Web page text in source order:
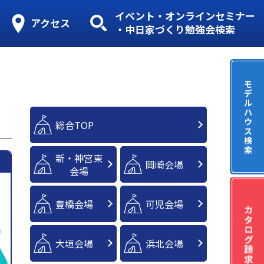
アクセス
イベント・オンラインセミナー
・中日家づくり勉強会検索
総合TOP
新・神宮東
会場
岡崎会場
豊橋会場 可児会場
大垣会場 浜北会場
モ
デ
ル
ハ
ウ
ス
検
索